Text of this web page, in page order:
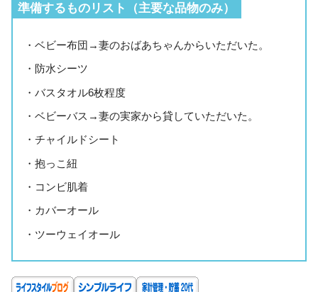
準備するものリスト（主要な品物のみ）
・ベビー布団→妻のおばあちゃんからいただいた。
・防水シーツ
・バスタオル6枚程度
・ベビーバス→妻の実家から貸していただいた。
・チャイルドシート
・抱っこ紐
・コンビ肌着
・カバーオール
・ツーウェイオール